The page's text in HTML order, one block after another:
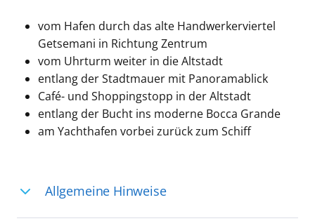
vom Hafen durch das alte Handwerkerviertel
Getsemani in Richtung Zentrum
vom Uhrturm weiter in die Altstadt
entlang der Stadtmauer mit Panoramablick
Café- und Shoppingstopp in der Altstadt
entlang der Bucht ins moderne Bocca Grande
am Yachthafen vorbei zurück zum Schiff
Allgemeine Hinweise